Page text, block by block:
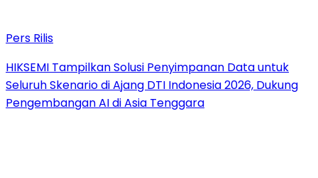
Pers Rilis
HIKSEMI Tampilkan Solusi Penyimpanan Data untuk
Seluruh Skenario di Ajang DTI Indonesia 2026, Dukung
Pengembangan AI di Asia Tenggara